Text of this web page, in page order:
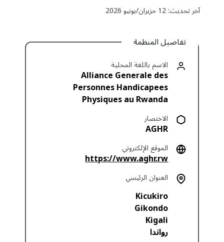
آخر تحديث: 12 حزيران/يونيو 2026
تفاصيل المنظمة
الاسم باللغة المحلية
Alliance Generale des
Personnes Handicapees
Physiques au Rwanda
الاختصار
AGHR
الموقع الإلكتروني
https://www.aghr.rw
العنوان الرئيسي
Kicukiro
Gikondo
Kigali
رواندا